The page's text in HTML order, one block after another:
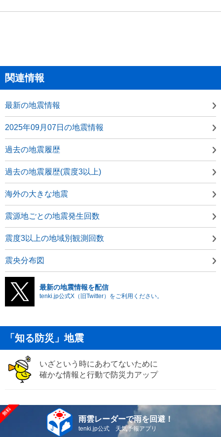
関連情報
最新の地震情報
2025年09月07日の地震情報
過去の地震履歴
過去の地震履歴(震度3以上)
海外の大きな地震
震源地ごとの地震発生回数
震度3以上の地域別観測回数
震央分布図
最新の地震情報を配信
tenki.jp公式X（旧Twitter）をご利用ください。
「知る防災」地震
いざという時にあわてないために
確かな情報と行動で防災力アップ
雨雲レーダーで雨を回避！
tenki.jp公式 天気予報アプリ